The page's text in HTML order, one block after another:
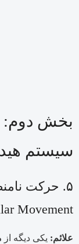
بخش دوم:
سیستم
Movement)
علائم: یکی دیگه از